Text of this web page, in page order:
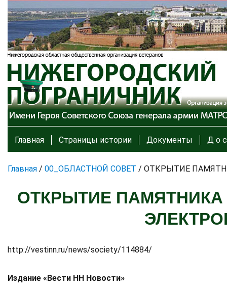
Главная Страницы истории Документы Д о с
Главная / 00_ОБЛАСТНОЙ СОВЕТ / ОТКРЫТИЕ
ОТКРЫТИЕ
http://vestinn.ru/news/society/114884/
Издание «Вести НН Новости»